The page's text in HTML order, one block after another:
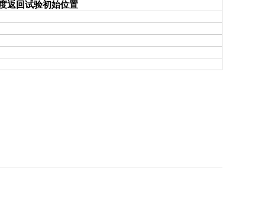
返回试验初始位置